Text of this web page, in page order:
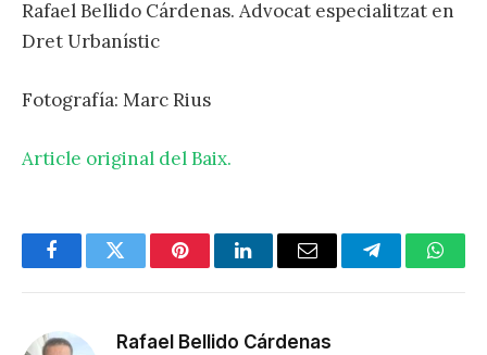
Rafael Bellido Cárdenas. Advocat especialitzat en
Dret Urbanístic
Fotografía: Marc Rius
Article original del Baix.
FacebookTwitter PinterestLinkedInEmail Telegram
Rafael Bellido Cárdenas